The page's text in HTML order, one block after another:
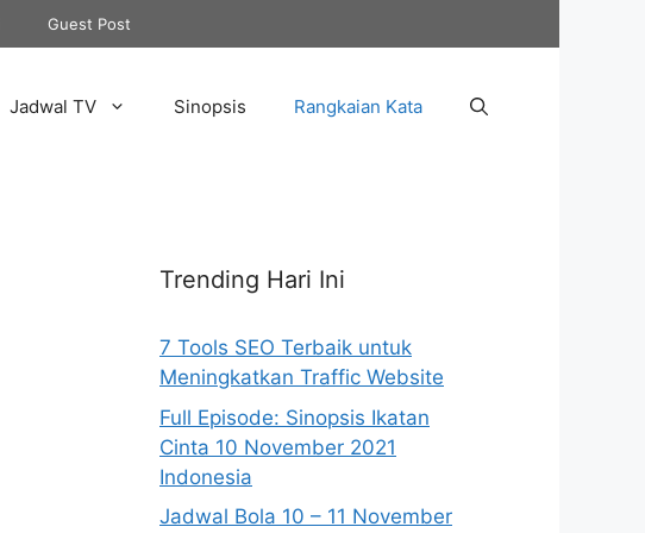
Guest Post
Jadwal TV Sinopsis Rangkaian Kata
Trending Hari Ini
7 Tools SEO Terbaik untuk
Meningkatkan Traffic Website
Full Episode: Sinopsis Ikatan
Cinta 10 November 2021
Indonesia
Jadwal Bola 10 – 11 November